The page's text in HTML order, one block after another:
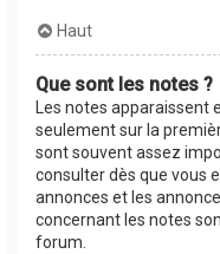
Haut
Que sont les notes ?
Les notes apparaissent
seulement sur la
sont souvent assez
consulter dès que vous
annonces et les
concernant les notes
forum.